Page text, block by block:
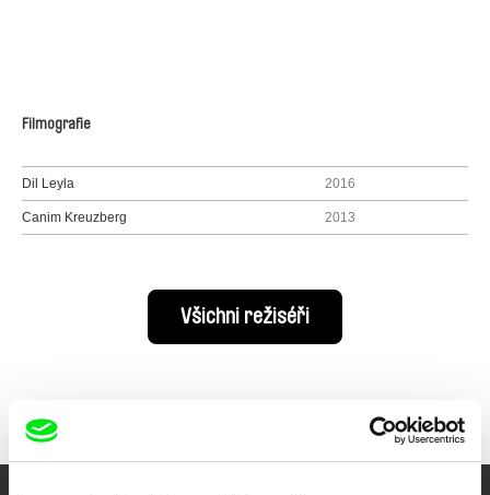
Filmografie
Dil Leyla 2016
Canim Kreuzberg 2013
Všichni režiséři